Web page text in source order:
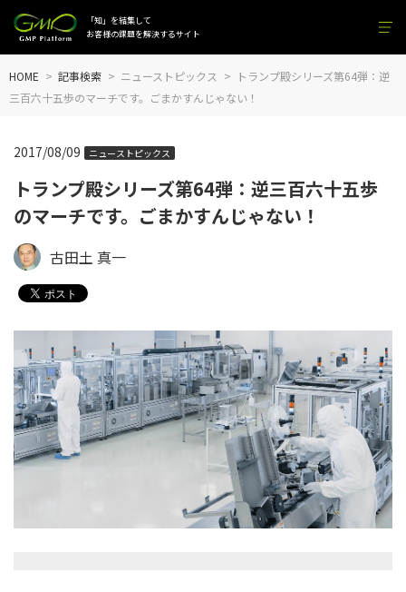
「知」を結集して
お客様の課題を解決するサイト
HOME 記事検索 ニューストピックス
トランプ殿シリーズ第64弾：逆
三百六十五歩のマーチです。ごまかすんじゃない！
トランプ殿シリーズ第64弾：逆三百六十五歩
のマーチです。ごまかすんじゃない！
2017/08/09 ニューストピックス
古田土 真一